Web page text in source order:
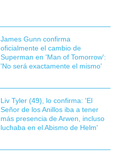
James Gunn confirma
oficialmente el cambio de
Superman en 'Man of Tomorrow':
'No será exactamente el mismo'
Liv Tyler (49), lo confirma: 'El
Señor de los Anillos iba a tener
más presencia de Arwen, incluso
luchaba en el Abismo de Helm'